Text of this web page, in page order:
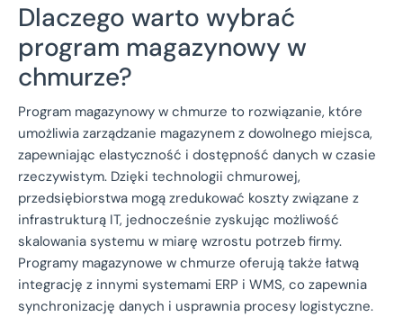
Dlaczego warto wybrać
program magazynowy w
chmurze?
Program magazynowy w chmurze to rozwiązanie, które
umożliwia zarządzanie magazynem z dowolnego miejsca,
zapewniając elastyczność i dostępność danych w czasie
rzeczywistym. Dzięki technologii chmurowej,
przedsiębiorstwa mogą zredukować koszty związane z
infrastrukturą IT, jednocześnie zyskując możliwość
skalowania systemu w miarę wzrostu potrzeb firmy.
Programy magazynowe w chmurze oferują także łatwą
integrację z innymi systemami ERP i WMS, co zapewnia
synchronizację danych i usprawnia procesy logistyczne.